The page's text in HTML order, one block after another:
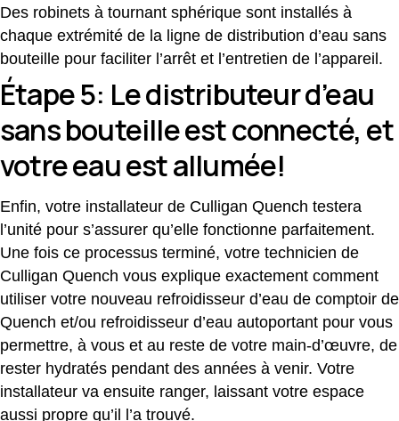
Des robinets à tournant sphérique sont installés à
chaque extrémité de la ligne de distribution d’eau sans
bouteille pour faciliter l’arrêt et l’entretien de l’appareil.
Étape 5: Le distributeur d’eau
sans bouteille est connecté, et
votre eau est allumée!
Enfin, votre installateur de Culligan Quench testera
l’unité pour s’assurer qu’elle fonctionne parfaitement.
Une fois ce processus terminé, votre technicien de
Culligan Quench vous explique exactement comment
utiliser votre nouveau refroidisseur d’eau de comptoir de
Quench et/ou refroidisseur d’eau autoportant pour vous
permettre, à vous et au reste de votre main-d’œuvre, de
rester hydratés pendant des années à venir. Votre
installateur va ensuite ranger, laissant votre espace
aussi propre qu’il l’a trouvé.